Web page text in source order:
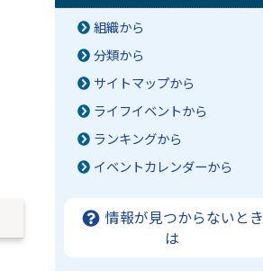
組織から
分類から
サイトマップから
ライフイベントから
ランキングから
イベントカレンダーから
情報が見つからないとき
は